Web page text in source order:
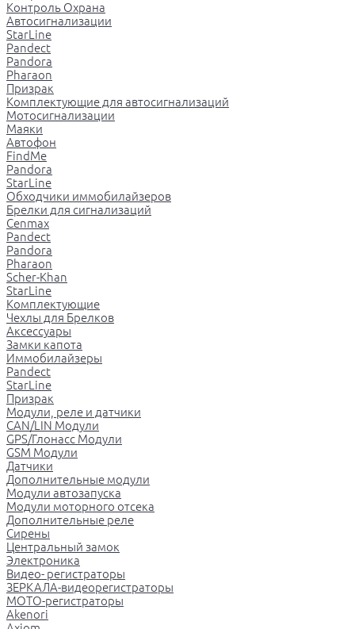
Контроль Охрана
Автосигнализации
StarLine
Pandect
Pandora
Pharaon
Призрак
Комплектующие для автосигнализаций
Мотосигнализации
Маяки
Автофон
FindMe
Pandora
StarLine
Обходчики иммобилайзеров
Брелки для сигнализаций
Cenmax
Pandect
Pandora
Pharaon
Scher-Khan
StarLine
Комплектующие
Чехлы для Брелков
Аксессуары
Замки капота
Иммобилайзеры
Pandect
StarLine
Призрак
Модули, реле и датчики
CAN/LIN Модули
GPS/Глонасс Модули
GSM Модули
Датчики
Дополнительные модули
Модули автозапуска
Модули моторного отсека
Дополнительные реле
Сирены
Центральный замок
Электроника
Видео- регистраторы
ЗЕРКАЛА-видеорегистраторы
МОТО-регистраторы
Akenori